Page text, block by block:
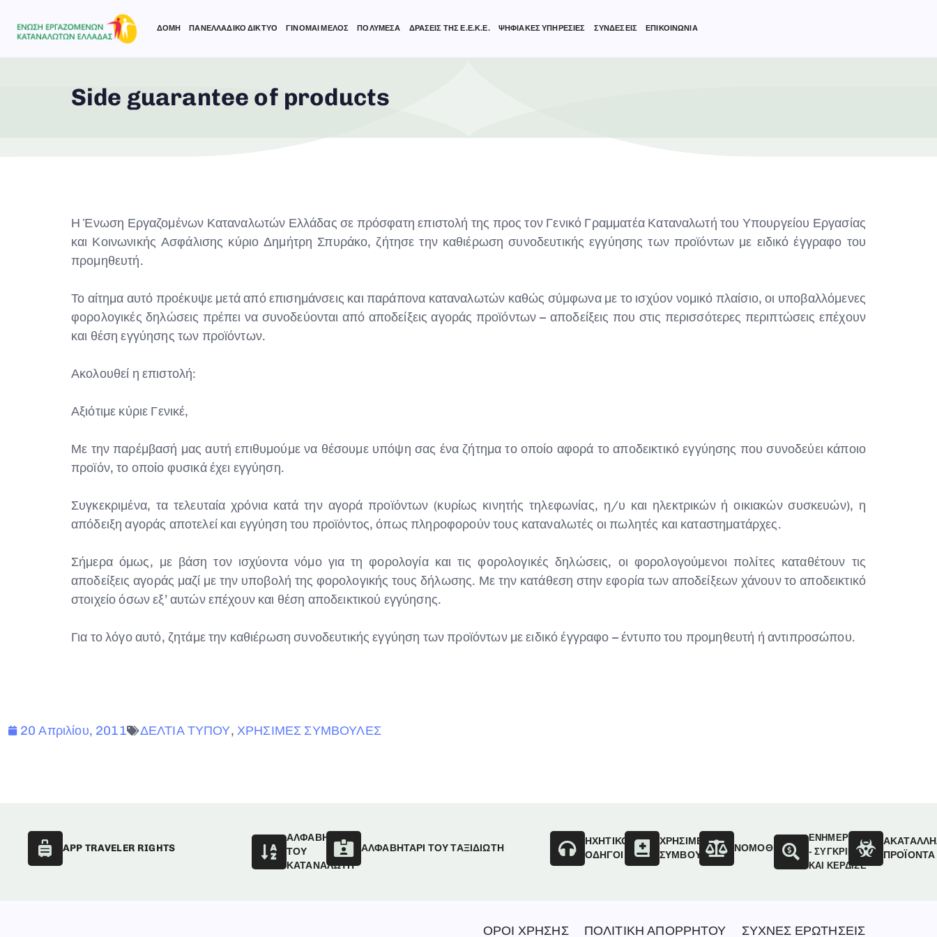
ΔΟΜΗ ΠΑΝΕΛΛΑΔΙΚΟ ΔΙΚΤΥΟ ΓΙΝΟΜΑΙ ΜΕΛΟΣ ΠΟΛΥΜΕΣΑ ΔΡΑΣΕΙΣ ΤΗΣ Ε.Ε.Κ.Ε. ΨΗΦΙΑΚΕΣ ΥΠΗΡΕΣΙΕΣ ΣΥΝΔΕΣΕΙΣ ΕΠΙΚΟΙΝΩΝΙΑ
Side guarantee of products
Η Ένωση Εργαζομένων Καταναλωτών Ελλάδας σε πρόσφατη επιστολή της προς τον Γενικό Γραμματέα Καταναλωτή του Υπουργείου Εργασίας
και Κοινωνικής Ασφάλισης κύριο Δημήτρη Σπυράκο, ζήτησε την καθιέρωση συνοδευτικής εγγύησης των προϊόντων με ειδικό έγγραφο του
προμηθευτή.
Το αίτημα αυτό προέκυψε μετά από επισημάνσεις και παράπονα καταναλωτών καθώς σύμφωνα με το ισχύον νομικό πλαίσιο, οι υποβαλλόμενες
φορολογικές δηλώσεις πρέπει να συνοδεύονται από αποδείξεις αγοράς προϊόντων – αποδείξεις που στις περισσότερες περιπτώσεις επέχουν
και θέση εγγύησης των προϊόντων.
Ακολουθεί η επιστολή:
Αξιότιμε κύριε Γενικέ,
Με την παρέμβασή μας αυτή επιθυμούμε να θέσουμε υπόψη σας ένα ζήτημα το οποίο αφορά το αποδεικτικό εγγύησης που συνοδεύει κάποιο
προϊόν, το οποίο φυσικά έχει εγγύηση.
Συγκεκριμένα, τα τελευταία χρόνια κατά την αγορά προϊόντων (κυρίως κινητής τηλεφωνίας, η/υ και ηλεκτρικών ή οικιακών συσκευών), η
απόδειξη αγοράς αποτελεί και εγγύηση του προϊόντος, όπως πληροφορούν τους καταναλωτές οι πωλητές και καταστηματάρχες.
Σήμερα όμως, με βάση τον ισχύοντα νόμο για τη φορολογία και τις φορολογικές δηλώσεις, οι φορολογούμενοι πολίτες καταθέτουν τις
αποδείξεις αγοράς μαζί με την υποβολή της φορολογικής τους δήλωσης. Με την κατάθεση στην εφορία των αποδείξεων χάνουν το αποδεικτικό
στοιχείο όσων εξ’ αυτών επέχουν και θέση αποδεικτικού εγγύησης.
Για το λόγο αυτό, ζητάμε την καθιέρωση συνοδευτικής εγγύηση των προϊόντων με ειδικό έγγραφο – έντυπο του προμηθευτή ή αντιπροσώπου.
20 Απριλίου, 2011 ΔΕΛΤΙΑ ΤΥΠΟΥ, ΧΡΗΣΙΜΕΣ ΣΥΜΒΟΥΛΕΣ
APP TRAVELER RIGHTS
ΑΛΦΑΒΗΤΑΡΙ
ΤΟΥ
ΚΑΤΑΝΑΛΩΤΗ
ΑΛΦΑΒΗΤΑΡΙ ΤΟΥ ΤΑΞΙΔΙΩΤΗ
ΗΧΗΤΙΚΟΙ
ΟΔΗΓΟΙ
ΧΡΗΣΙΜΕΣ
ΣΥΜΒΟΥΛΕΣ
ΝΟΜΟΘΕΣΙΑ
ΕΝΗΜΕΡΩΣΟΥ
- ΣΥΓΚΡΙΝΕ
ΚΑΙ ΚΕΡΔΙΣΕ
ΠΡΟΪΟΝΤΑ
ΟΡΟΙ ΧΡΗΣΗΣ ΠΟΛΙΤΙΚΗ ΑΠΟΡΡΗΤΟΥ ΣΥΧΝΕΣ ΕΡΩΤΗΣΕΙΣ
Type and hit enter